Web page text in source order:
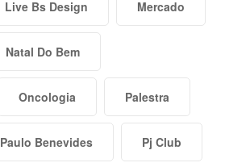
Live Bs Design Mercado
Natal Do Bem
Oncologia Palestra
Paulo Benevides Pj Club